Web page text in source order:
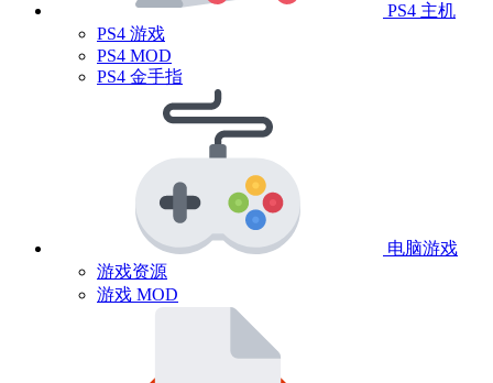
PS4 主机
PS4 游戏
PS4 MOD
PS4 金手指
电脑游戏
游戏资源
游戏 MOD